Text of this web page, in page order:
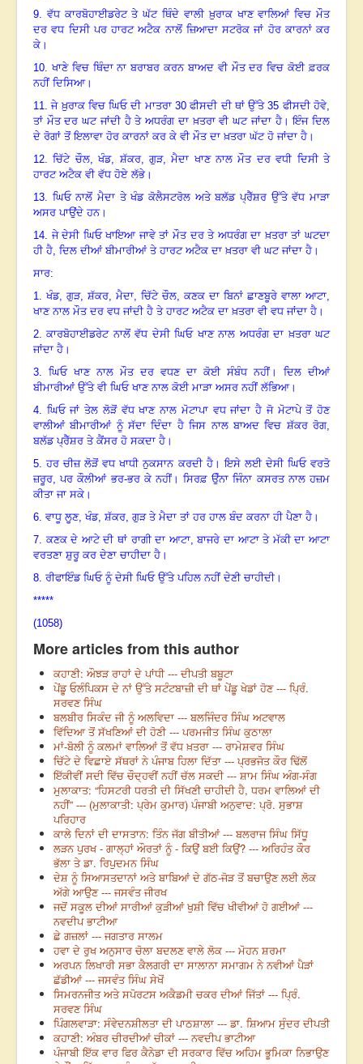
9. ਵੱਧ ਕਾਰਬੋਹਾਈਡਰੇਟ ਤੇ ਘੱਟ ਥਿੰਦੇ ਵਾਲੀ ਖ਼ੁਰਾਕ ਖਾਣ ਵਾਲਿਆਂ ਵਿਚ ਮੌਤ
ਦਰ ਵਧ ਦਿਸੀ ਪਰ ਹਾਰਟ ਅਟੈਕ ਨਾਲੋਂ ਜ਼ਿਆਦਾ ਸਟਰੋਕ ਜਾਂ ਹੋਰ ਕਾਰਨਾਂ ਕਰ
ਕੇ।
10. ਖਾਣੇ ਵਿਚ ਥਿੰਦਾ ਨਾ ਬਰਾਬਰ ਕਰਨ ਬਾਅਦ ਵੀ ਮੌਤ ਦਰ ਵਿਚ ਕੋਈ ਫ਼ਰਕ
ਨਹੀਂ ਦਿਸਿਆ।
11.ਜੇ ਖ਼ੁਰਾਕ ਵਿਚ ਘਿਓ ਦੀ ਮਾਤਰਾ30 ਫੀਸਦੀ ਦੀ ਥਾਂ ਉੱਤੇ35 ਫੀਸਦੀ ਹੋਵੇ,
ਤਾਂ ਮੌਤ ਦਰ ਘਟ ਜਾਂਦੀ ਹੈ ਤੇ ਅਧਰੰਗ ਦਾ ਖ਼ਤਰਾ ਵੀ ਘਟ ਜਾਂਦਾ ਹੈ। ਇੰਜ ਦਿਲ
ਦੇ ਰੋਗਾਂ ਤੋਂ ਇਲਾਵਾ ਹੋਰ ਕਾਰਨਾਂ ਕਰ ਕੇ ਵੀ ਮੌਤ ਦਾ ਖ਼ਤਰਾ ਘੱਟ ਹੋ ਜਾਂਦਾ ਹੈ।
12.ਚਿੱਟੇ ਚੌਲ,ਖੰਡ, ਸ਼ੱਕਰ, ਗੁੜ,ਮੈਦਾ ਖਾਣ ਨਾਲ ਮੌਤ ਦਰ ਵਧੀ ਦਿਸੀ ਤੇ
ਹਾਰਟ ਅਟੈਕ ਵੀ ਵੱਧ ਹੋਏ ਲੱਭੇ।
13. ਘਿਓ ਨਾਲੋਂ ਮੈਦਾ ਤੇ ਖੰਡ ਕੋਲੈਸਟਰੋਲ ਅਤੇ ਬਲੱਡ ਪ੍ਰੈੱਸ਼ਰ ਉੱਤੇ ਵੱਧ ਮਾੜਾ
ਅਸਰ ਪਾਉਂਦੇ ਹਨ।
14. ਜੇ ਦੇਸੀ ਘਿਓ ਖਾਇਆ ਜਾਵੇ ਤਾਂ ਮੌਤ ਦਰ ਤੇ ਅਧਰੰਗ ਦਾ ਖ਼ਤਰਾ ਤਾਂ ਘਟਦਾ
ਹੀ ਹੈ, ਦਿਲ ਦੀਆਂ ਬੀਮਾਰੀਆਂ ਤੇ ਹਾਰਟ ਅਟੈਕ ਦਾ ਖ਼ਤਰਾ ਵੀ ਘਟ ਜਾਂਦਾ ਹੈ।
ਸਾਰ:
1. ਖੰਡ, ਗੁੜ, ਸ਼ੱਕਰ, ਮੈਦਾ, ਚਿੱਟੇ ਚੌਲ, ਕਣਕ ਦਾ ਬਿਨਾਂ ਛਾਣਬੂਰੇ ਵਾਲਾ ਆਟਾ,
ਖਾਣ ਨਾਲ ਮੌਤ ਦਰ ਵਧ ਜਾਂਦੀ ਹੈ ਤੇ ਹਾਰਟ ਅਟੈਕ ਦਾ ਖ਼ਤਰਾ ਵੀ ਵਧ ਜਾਂਦਾ ਹੈ।
2.ਕਾਰਬੋਹਾਈਡਰੇਟ ਨਾਲੋਂ ਵੱਧ ਦੇਸੀ ਘਿਓ ਖਾਣ ਨਾਲ ਅਧਰੰਗ ਦਾ ਖ਼ਤਰਾ ਘਟ
ਜਾਂਦਾ ਹੈ।
3. ਘਿਓ ਖਾਣ ਨਾਲ ਮੌਤ ਦਰ ਵਧਣ ਦਾ ਕੋਈ ਸੰਬੰਧ ਨਹੀਂ। ਦਿਲ ਦੀਆਂ
ਬੀਮਾਰੀਆਂ ਉੱਤੇ ਵੀ ਘਿਓ ਖਾਣ ਨਾਲ ਕੋਈ ਮਾੜਾ ਅਸਰ ਨਹੀਂ ਲੱਭਿਆ।
4. ਘਿਓ ਜਾਂ ਤੇਲ ਲੋੜੋਂ ਵੱਧ ਖਾਣ ਨਾਲ ਮੋਟਾਪਾ ਵਧ ਜਾਂਦਾ ਹੈ ਜੋ ਮੋਟਾਪੇ ਤੋਂ ਹੋਣ
ਵਾਲੀਆਂ ਬੀਮਾਰੀਆਂ ਨੂੰ ਸੱਦਾ ਦਿੰਦਾ ਹੈ ਜਿਸ ਨਾਲ ਬਾਅਦ ਵਿਚ ਸ਼ੱਕਰ ਰੋਗ,
ਬਲੱਡ ਪ੍ਰੈੱਸ਼ਰ ਤੇ ਕੈਂਸਰ ਹੋ ਸਕਦਾ ਹੈ।
5.ਹਰ ਚੀਜ਼ ਲੋੜੋਂ ਵਧ ਖਾਧੀ ਨੁਕਸਾਨ ਕਰਦੀ ਹੈ। ਇਸੇ ਲਈ ਦੇਸੀ ਘਿਓ ਵਰਤੋ
ਜ਼ਰੂਰ, ਪਰ ਕੌਲੀਆਂ ਭਰ-ਭਰ ਕੇ ਨਹੀਂ। ਸਿਰਫ਼ ਉੰਨਾ ਜਿੰਨਾ ਕਸਰਤ ਨਾਲ ਹਜ਼ਮ
ਕੀਤਾ ਜਾ ਸਕੇ।
6. ਵਾਧੂ ਲੂਣ, ਖੰਡ, ਸ਼ੱਕਰ, ਗੁੜ ਤੇ ਮੈਦਾ ਤਾਂ ਹਰ ਹਾਲ ਬੰਦ ਕਰਨਾ ਹੀ ਪੈਣਾ ਹੈ।
7. ਕਣਕ ਦੇ ਆਟੇ ਦੀ ਥਾਂ ਰਾਗੀ ਦਾ ਆਟਾ,ਬਾਜਰੇ ਦਾ ਆਟਾ ਤੇ ਮੱਕੀ ਦਾ ਆਟਾ
ਵਰਤਣਾ ਸ਼ੁਰੂ ਕਰ ਦੇਣਾ ਚਾਹੀਦਾ ਹੈ।
8. ਰੀਫਾਇੰਡ ਘਿਓ ਨੂੰ ਦੇਸੀ ਘਿਓ ਉੱਤੇ ਪਹਿਲ ਨਹੀਂ ਦੇਣੀ ਚਾਹੀਦੀ।
*****
(1058)
More articles from this author
ਕਹਾਣੀ: ਔਝੜ ਰਾਹਾਂ ਦੇ ਪਾਂਧੀ --- ਦੀਪਤੀ ਬਬੂਟਾ
ਪੇਂਡੂ ਓਲੰਪਿਕਸ ਦੇ ਨਾਂ ਉੱਤੇ ਸਟੰਟਬਾਜ਼ੀ ਦੀ ਥਾਂ ਪੇਂਡੂ ਖੇਡਾਂ ਹੋਣ --- ਪ੍ਰਿੰ.
ਸਰਵਣ ਸਿੰਘ
ਬਲਬੀਰ ਸਿਕੰਦ ਜੀ ਨੂੰ ਅਲਵਿਦਾ --- ਬਲਜਿੰਦਰ ਸਿੰਘ ਅਟਵਾਲ
ਵਿੱਦਿਆ ਤੋਂ ਸੱਖਣਿਆਂ ਦੀ ਹੋਣੀ --- ਪਰਮਜੀਤ ਸਿੰਘ ਕੁਠਾਲਾ
ਮਾਂ-ਬੋਲੀ ਨੂੰ ਕਲਮਾਂ ਵਾਲਿਆਂ ਤੋਂ ਵੱਧ ਖ਼ਤਰਾ --- ਰਾਮੇਸ਼ਵਰ ਸਿੰਘ
ਚਿੱਟੇ ਦੇ ਵਿਛਾਏ ਸੱਥਰਾਂ ਨੇ ਪੰਜਾਬ ਹਿਲਾ ਦਿੱਤਾ --- ਪ੍ਰਭਜੋਤ ਕੌਰ ਢਿੱਲੋਂ
ਇੱਕੀਵੀਂ ਸਦੀ ਵਿੱਚ ਚੌਦ੍ਹਵੀਂ ਨਹੀਂ ਚੱਲ ਸਕਦੀ --- ਸ਼ਾਮ ਸਿੰਘ ਅੰਗ-ਸੰਗ
ਮੁਲਾਕਾਤ: “ਹਿਸਟਰੀ ਧਰਤੀ ਦੀ ਸਿੱਖਣੀ ਚਾਹੀਦੀ ਹੈ, ਧਰਮ ਵਾਲਿਆਂ ਦੀ
ਨਹੀਂ” --- (ਮੁਲਾਕਾਤੀ: ਪ੍ਰੇਮ ਕੁਮਾਰ) ਪੰਜਾਬੀ ਅਨੁਵਾਦ: ਪ੍ਰੋ. ਸੁਭਾਸ਼
ਪਰਿਹਾਰ
ਕਾਲੇ ਦਿਨਾਂ ਦੀ ਦਾਸਤਾਨ: ਤਿੰਨ ਜੱਗ ਬੀਤੀਆਂ --- ਬਲਰਾਜ ਸਿੰਘ ਸਿੱਧੂ
ਲੜਨ ਪੁਰਖ - ਗਾਲ੍ਹਾਂ ਔਰਤਾਂ ਨੂੰ - ਕਿਉਂ ਬਈ ਕਿਉਂ? --- ਅਰਿਹੰਤ ਕੌਰ
ਭੱਲਾ ਤੇ ਡਾ. ਰਿਪੁਦਮਨ ਸਿੰਘ
ਦੇਸ਼ ਨੂੰ ਸਿਆਸਤਦਾਨਾਂ ਅਤੇ ਬਾਬਿਆਂ ਦੇ ਗੱਠ-ਜੋੜ ਤੋਂ ਬਚਾਉਣ ਲਈ ਲੋਕ
ਅੱਗੇ ਆਉਣ --- ਜਸਵੰਤ ਜੀਰਖ
ਜਦੋਂ ਸਕੂਲ ਦੀਆਂ ਸਾਰੀਆਂ ਕੁੜੀਆਂ ਖੁਸ਼ੀ ਵਿੱਚ ਖੀਵੀਆਂ ਹੋ ਗਈਆਂ ---
ਨਵਦੀਪ ਭਾਟੀਆ
ਛੇ ਗਜ਼ਲਾਂ --- ਜਗਤਾਰ ਸਾਲਮ
ਹਵਾ ਦੇ ਰੁਖ ਅਨੁਸਾਰ ਚੋਲਾ ਬਦਲਣ ਵਾਲੇ ਲੋਕ --- ਮੋਹਨ ਸ਼ਰਮਾ
ਅਰਪਨ ਲਿਖਾਰੀ ਸਭਾ ਕੈਲਗਰੀ ਦਾ ਸਾਲਾਨਾ ਸਮਾਗਮ ਨੇ ਨਵੀਆਂ ਪੈੜਾਂ
ਛੱਡੀਆਂ --- ਜਸਵੰਤ ਸਿੰਘ ਸੇਖੋਂ
ਸਿਮਰਨਜੀਤ ਅਤੇ ਸਪੋਰਟਸ ਅਕੈਡਮੀ ਚਕਰ ਦੀਆਂ ਜਿੱਤਾਂ --- ਪ੍ਰਿੰ.
ਸਰਵਣ ਸਿੰਘ
ਪਿੰਗਲਵਾੜਾ: ਸੰਵੇਦਨਸ਼ੀਲਤਾ ਦੀ ਪਾਠਸ਼ਾਲਾ --- ਡਾ. ਸ਼ਿਆਮ ਸੁੰਦਰ ਦੀਪਤੀ
ਕਹਾਣੀ: ਅੰਬਰ ਚੀਰਦੀਆਂ ਚੀਕਾਂ --- ਨਵਦੀਪ ਭਾਟੀਆ
ਪੰਜਾਬੀ ਇੱਕ ਵਾਰ ਫਿਰ ਕੈਨੇਡਾ ਦੀ ਸਰਕਾਰ ਵਿੱਚ ਅਹਿਮ ਭੂਮਿਕਾ ਨਿਭਾਉਣ